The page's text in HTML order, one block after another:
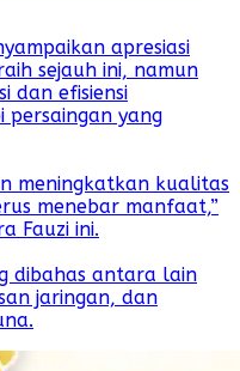
apresiasi
sejauh ini, namun
dan efisiensi
persaingan yang
meningkatkan kualitas
menebar manfaat,”
Fauzi ini.
dibahas antara lain
jaringan, dan